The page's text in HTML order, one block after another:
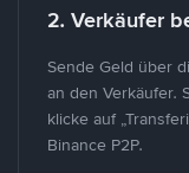
2. Verkäufer
Sende Geld über
an den Verkäufer.
klicke auf
Binance P2P.